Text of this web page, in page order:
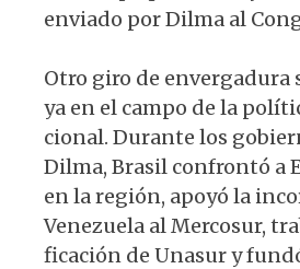
enviado por Dilma al
Otro giro de envergadura
ya en el campo de la
cional. Durante los
Dilma, Brasil confrontó a
en la región, apoyó la
Venezuela al Mercosur,
ficación de Unasur y